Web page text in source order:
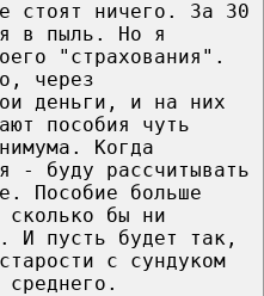
стоят ничего. За 30
в пыль. Но я
"страхования".
через
деньги, и на них
пособия чуть
Когда
- буду рассчитывать
Пособие больше
сколько бы ни
И пусть будет так,
с сундуком
среднего.